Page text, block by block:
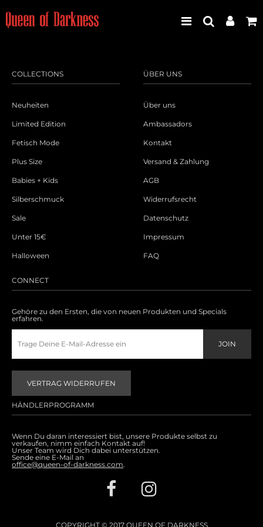
Neuheiten
Store Leipzig
COLLECTIONS
Neuheiten
Limited Edition
Fetisch Mode
Plus Size
Babies + Kids
Silberschmuck
Sale
Unter 15€
Halloween
ÜBER UNS
Über uns
Ambassadors
Kontakt
Versand & Zahlung
AGB
Widerrufsrecht
Datenschutz
Impressum
FAQ
CONNECT
Gehöre zu den Ersten, die von neuen Produkten und Specials
erfahren.
VERTRAG WIDERRUFEN
HÄNDLERPROGRAMM
Wenn Du daran interessiert bist, unsere Produkte selbst zu
verkaufen, nimm einfach Kontakt auf!
Unser Team wird Dich dabei unterstützen.
Sende eine E-Mail an
office@queen-of-darkness.com.
COPYRIGHT © 2017 QUEEN OF DARKNESS